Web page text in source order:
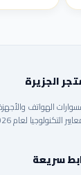
الجزيرة
الهواتف
التكنولوجيا لعام 2026.
سريعة